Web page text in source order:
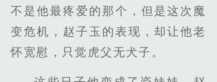
不是他最疼爱的那个，但是这次魔
变危机，赵子玉的表现，却让他老
怀宽慰，只觉虎父无犬子。